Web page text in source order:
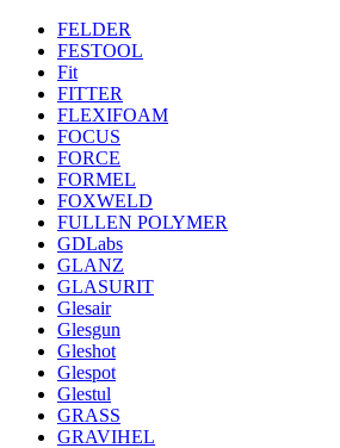
FELDER
FESTOOL
Fit
FITTER
FLEXIFOAM
FOCUS
FORCE
FORMEL
FOXWELD
FULLEN POLYMER
GDLabs
GLANZ
GLASURIT
Glesair
Glesgun
Gleshot
Glespot
Glestul
GRASS
GRAVIHEL